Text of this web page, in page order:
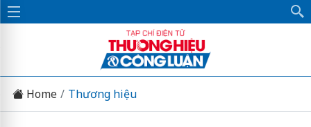
Home Thương hiệu